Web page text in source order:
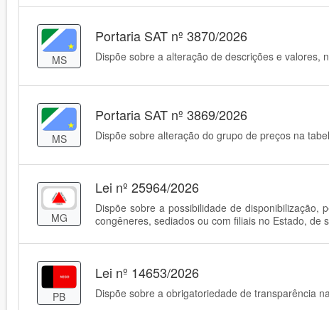
MS
Portaria SAT nº 3870/2026
Dispõe sobre a alteração de descrições e valores,
MS
Portaria SAT nº 3869/2026
Dispõe sobre alteração do grupo de preços na
MG
Lei nº 25964/2026
Dispõe sobre a possibilidade de disponibilização,
congêneres, sediados ou com filiais no Estado, de
PB
Lei nº 14653/2026
Dispõe sobre a obrigatoriedade de transparência